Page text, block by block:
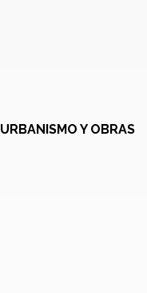
URBANISMO Y OBRAS